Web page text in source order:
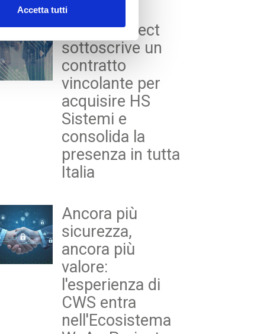
Accetta tutti
Last Release
WeAreProject
sottoscrive un
contratto
vincolante per
acquisire HS
Sistemi e
consolida la
presenza in tutta
Italia
Ancora più
sicurezza,
ancora più
valore:
l'esperienza di
CWS entra
nell'Ecosistema